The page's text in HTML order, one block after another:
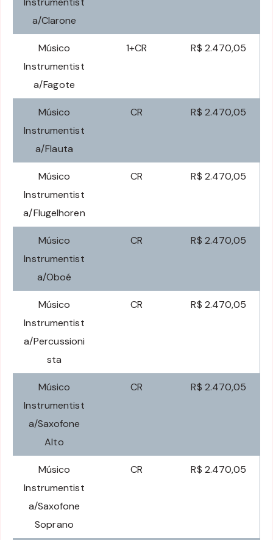
a/Clarone
Músico
Instrumentist
a/Fagote
1+CR R$ 2.470,05
Músico
Instrumentist
a/Flauta
CR R$ 2.470,05
Músico
Instrumentist
a/Flugelhoren
CR R$ 2.470,05
Músico
Instrumentist
a/Oboé
CR R$ 2.470,05
Músico
Instrumentist
a/Percussioni
sta
CR R$ 2.470,05
Músico
Instrumentist
a/Saxofone
Alto
CR R$ 2.470,05
Músico
Instrumentist
a/Saxofone
Soprano
CR R$ 2.470,05